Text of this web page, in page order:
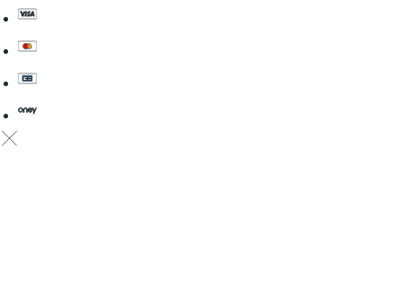
visa
master
cb
oney